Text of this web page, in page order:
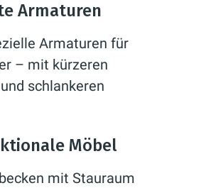
Armaturen
Armaturen für
– mit kürzeren
schlankeren
Möbel
mit Stauraum